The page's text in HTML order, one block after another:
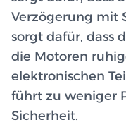
Verzögerung mit
sorgt dafür, dass
die Motoren
elektronischen
führt zu weniger
Sicherheit.